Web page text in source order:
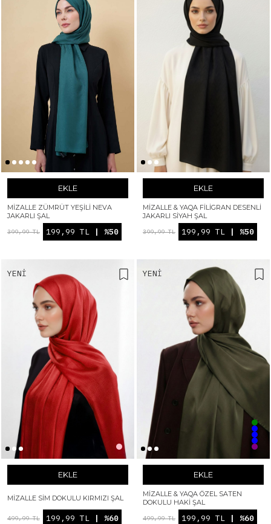
EKLE
MIZALLE ZÜMRÜT YEŞILI NEVA
JAKARLI ŞAL
399,99 TL 199,99 TL | %50
EKLE
MIZALLE & YAQA FILIGRAN DESENLI
JAKARLI SIYAH ŞAL
399,99 TL 199,99 TL | %50
YENI
EKLE
MIZALLE SIM DOKULU KIRMIZI ŞAL
499,99 TL 199,99 TL | %60
YENI
EKLE
MIZALLE & YAQA ÖZEL SATEN
DOKULU HAKI ŞAL
499,99 TL 199,99 TL | %60